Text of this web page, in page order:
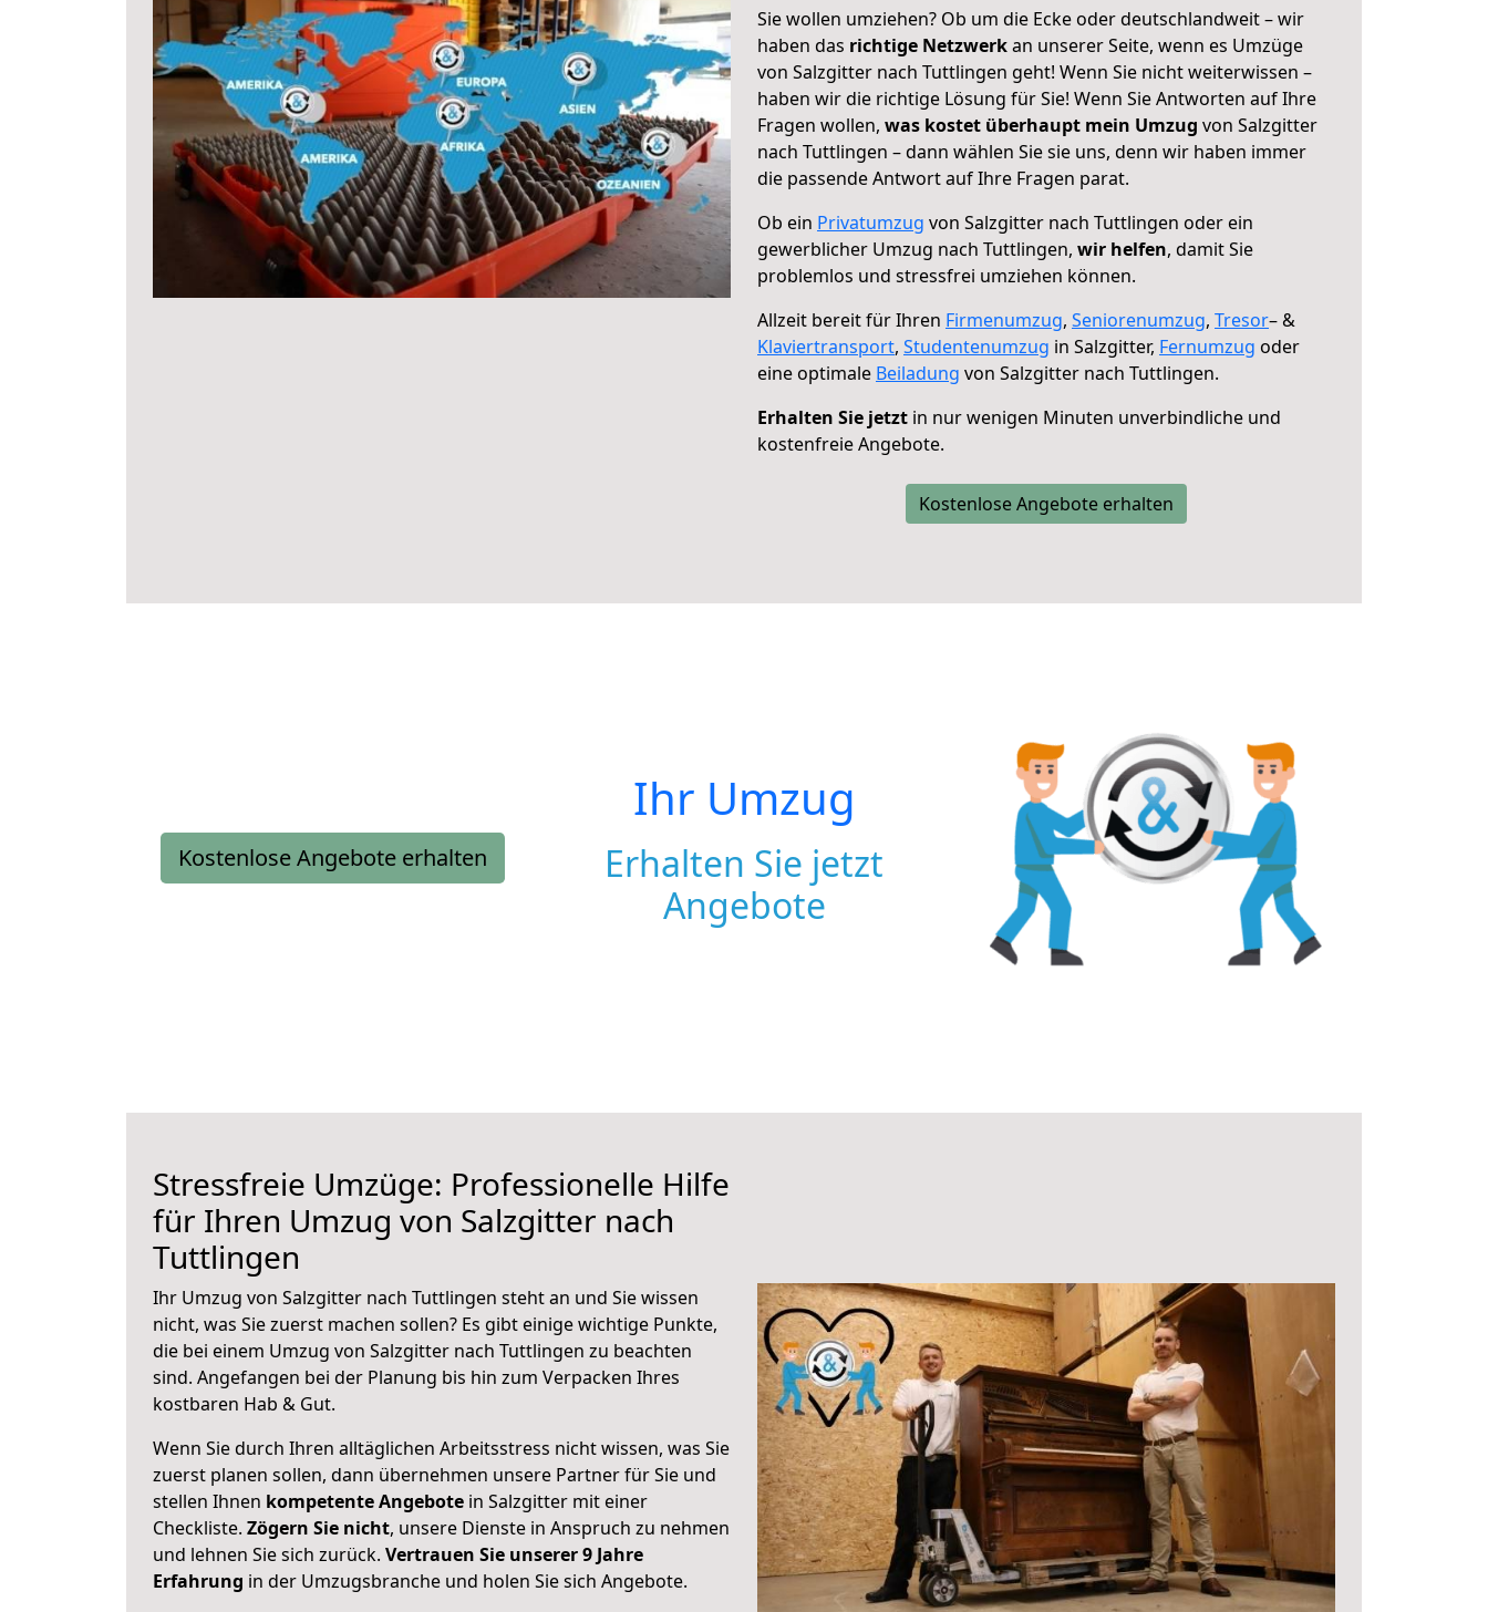
Sie wollen umziehen? Ob um die Ecke oder deutschlandweit – wir
haben das richtige Netzwerkan unserer Seite, wenn es Umzüge
von Salzgitter nach Tuttlingen geht! Wenn Sie nicht weiterwissen –
haben wir die richtige Lösung für Sie! Wenn Sie Antworten auf Ihre
Fragen wollen, was kostet überhaupt mein Umzug von Salzgitter
nach Tuttlingen – dann wählen Sie sie uns, denn wir haben immer
die passende Antwort auf Ihre Fragen parat.
Ob ein Privatumzug von Salzgitter nach Tuttlingen oder ein
gewerblicher Umzug nach Tuttlingen, wir helfen, damit Sie
problemlos und stressfrei umziehen können.
Allzeit bereit für Ihren Firmenumzug, Seniorenumzug, Tresor– &
Klaviertransport, Studentenumzug in Salzgitter, Fernumzug oder
eine optimale Beiladung von Salzgitter nach Tuttlingen.
Erhalten Sie jetzt in nur wenigen Minuten unverbindliche und
kostenfreie Angebote.
Kostenlose Angebote erhalten
Kostenlose Angebote erhalten
Ihr Umzug
Erhalten Sie jetzt
Angebote
Stressfreie Umzüge: Professionelle Hilfe
für Ihren Umzug von Salzgitter nach
Tuttlingen
Ihr Umzug von Salzgitter nach Tuttlingen steht an und Sie wissen
nicht, was Sie zuerst machen sollen? Es gibt einige wichtige Punkte,
die bei einem Umzug von Salzgitter nach Tuttlingen zu beachten
sind. Angefangen bei der Planung bis hin zum Verpacken Ihres
kostbaren Hab & Gut.
Wenn Sie durch Ihren alltäglichen Arbeitsstress nicht wissen, was Sie
zuerst planen sollen, dann übernehmen unsere Partner für Sie und
stellen Ihnen kompetente Angebote in Salzgitter mit einer
Checkliste. Zögern Sie nicht, unsere Dienste in Anspruch zu nehmen
und lehnen Sie sich zurück. Vertrauen Sie unserer 9 Jahre
Erfahrung in der Umzugsbranche und holen Sie sich Angebote.